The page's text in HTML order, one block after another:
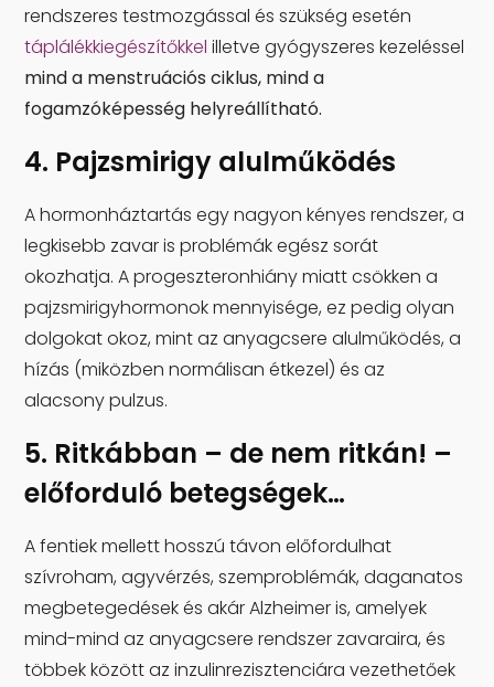
rendszeres testmozgással és szükség esetén
táplálékkiegészítőkkel illetve gyógyszeres kezeléssel
mind a menstruációs ciklus, mind a
fogamzóképesség helyreállítható.
4. Pajzsmirigy alulműködés
A hormonháztartás egy nagyon kényes rendszer, a
legkisebb zavar is problémák egész sorát
okozhatja. A progeszteronhiány miatt csökken a
pajzsmirigyhormonok mennyisége, ez pedig olyan
dolgokat okoz, mint az anyagcsere alulműködés, a
hízás (miközben normálisan étkezel) és az
alacsony pulzus.
5. Ritkábban – de nem ritkán! –
előforduló betegségek…
A fentiek mellett hosszú távon előfordulhat
szívroham, agyvérzés, szemproblémák, daganatos
megbetegedések és akár Alzheimer is, amelyek
mind-mind az anyagcsere rendszer zavaraira, és
többek között az inzulinrezisztenciára vezethetőek